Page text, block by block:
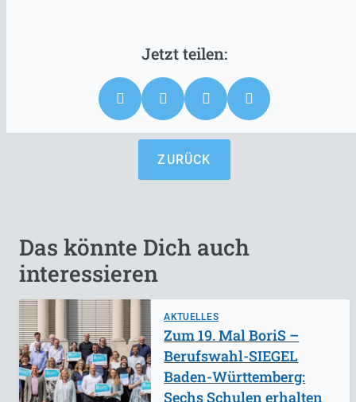
ZURÜCK
Das könnte Dich auch
interessieren
AKTUELLES
Zum 19. Mal BoriS –
Berufswahl-SIEGEL
Baden-Württemberg:
Sechs Schulen erhalten